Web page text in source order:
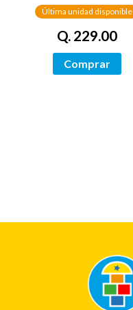
Última unidad disponible
Q. 229.00
Comprar